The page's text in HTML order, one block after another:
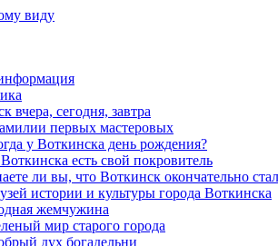
виду
вчера, сегодня, завтра
первых мастеровых
у Воткинска день рождения?
есть свой покровитель
ли вы, что Воткинск окончательно
истории и культуры города Воткинска
жемчужина
мир старого города
дух богадельни